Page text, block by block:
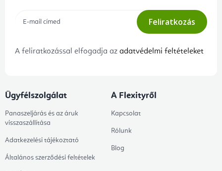
Feliratkozás
A feliratkozással elfogadja az adatvédelmi feltételeket
Ügyfélszolgálat
Panaszeljárás és az áruk
visszaszállítása
Adatkezelési tájékoztató
Általános szerződési feltételek
A Flexityről
Kapcsolat
Rólunk
Blog